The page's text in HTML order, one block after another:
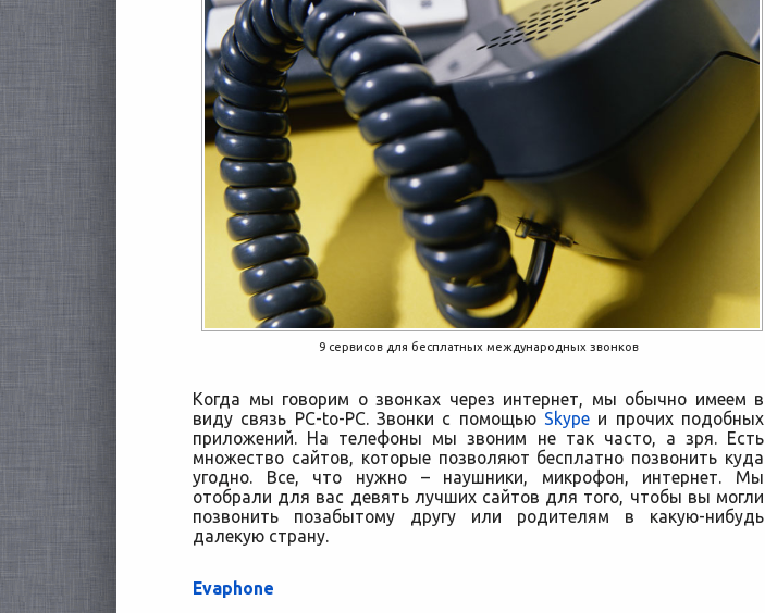
9 сервисов для бесплатных международных звонков
Когда мы говорим о звонках через интернет, мы обычно имеем в
виду связь PC-to-PC. Звонки с помощью Skype и прочих подобных
приложений. На телефоны мы звоним не так часто, а зря. Есть
множество сайтов, которые позволяют бесплатно позвонить куда
угодно. Все, что нужно – наушники, микрофон, интернет. Мы
отобрали для вас девять лучших сайтов для того, чтобы вы могли
позвонить позабытому другу или родителям в какую-нибудь
далекую страну.
Evaphone